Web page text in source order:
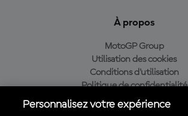
À propos
MotoGP Group
Utilisation des cookies
Conditions d'utilisation
Politique de confidentialité
Politique d’achat
Personnalisez votre expérience